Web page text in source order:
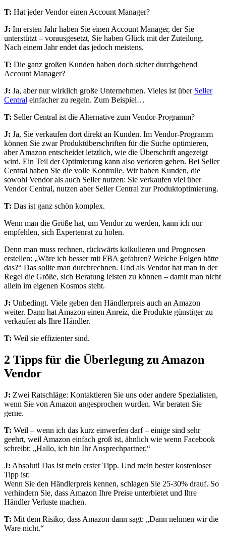
T: Hat jeder Vendor einen Account Manager?
J: Im ersten Jahr haben Sie einen Account Manager, der Sie
unterstützt – vorausgesetzt, Sie haben Glück mit der Zuteilung.
Nach einem Jahr endet das jedoch meistens.
T: Die ganz großen Kunden haben doch sicher durchgehend
Account Manager?
J: Ja, aber nur wirklich große Unternehmen. Vieles ist über Seller
Central einfacher zu regeln. Zum Beispiel…
T: Seller Central ist die Alternative zum Vendor-Programm?
J: Ja, Sie verkaufen dort direkt an Kunden. Im Vendor-Programm
können Sie zwar Produktüberschriften für die Suche optimieren,
aber Amazon entscheidet letztlich, wie die Überschrift angezeigt
wird. Ein Teil der Optimierung kann also verloren gehen. Bei Seller
Central haben Sie die volle Kontrolle. Wir haben Kunden, die
sowohl Vendor als auch Seller nutzen: Sie verkaufen viel über
Vendor Central, nutzen aber Seller Central zur Produktoptimierung.
T: Das ist ganz schön komplex.
Wenn man die Größe hat, um Vendor zu werden, kann ich nur
empfehlen, sich Expertenrat zu holen.
Denn man muss rechnen, rückwärts kalkulieren und Prognosen
erstellen: „Wäre ich besser mit FBA gefahren? Welche Folgen hätte
das?“ Das sollte man durchrechnen. Und als Vendor hat man in der
Regel die Größe, sich Beratung leisten zu können – damit man nicht
allein im eigenen Kosmos steht.
J: Unbedingt. Viele geben den Händlerpreis auch an Amazon
weiter. Dann hat Amazon einen Anreiz, die Produkte günstiger zu
verkaufen als Ihre Händler.
T: Weil sie effizienter sind.
2 Tipps für die Überlegung zu Amazon
Vendor
J: Zwei Ratschläge: Kontaktieren Sie uns oder andere Spezialisten,
wenn Sie von Amazon angesprochen wurden. Wir beraten Sie
gerne.
T: Weil – wenn ich das kurz einwerfen darf – einige sind sehr
geehrt, weil Amazon einfach groß ist, ähnlich wie wenn Facebook
schreibt: „Hallo, ich bin Ihr Ansprechpartner.“
J: Absolut! Das ist mein erster Tipp. Und mein bester kostenloser
Tipp ist:
Wenn Sie den Händlerpreis kennen, schlagen Sie 25-30% drauf. So
verhindern Sie, dass Amazon Ihre Preise unterbietet und Ihre
Händler Verluste machen.
T: Mit dem Risiko, dass Amazon dann sagt: „Dann nehmen wir die
Ware nicht.“